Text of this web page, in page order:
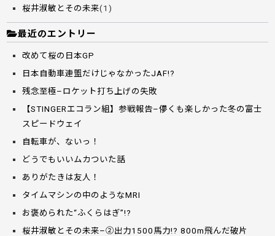
桜井淑敏とその未来(1)
最近のエントリー
改めて桜の日本GP
日本自動車連盟だけじゃなかったJAF!?
残念至極–ロケット打ち上げの失敗
【STINGERエコラン組】参戦報告–儚くも楽しかった冬の富士
スピードウェイ
自転車が、ないっ！
どうでもいいムカついた話
ありがたきは友人！
タイムマシンの中のようなMRI
お褒められた“ふくらはぎ”!?
桜井淑敏とその未来–②出力1500馬力!? 800m飛んだ破片